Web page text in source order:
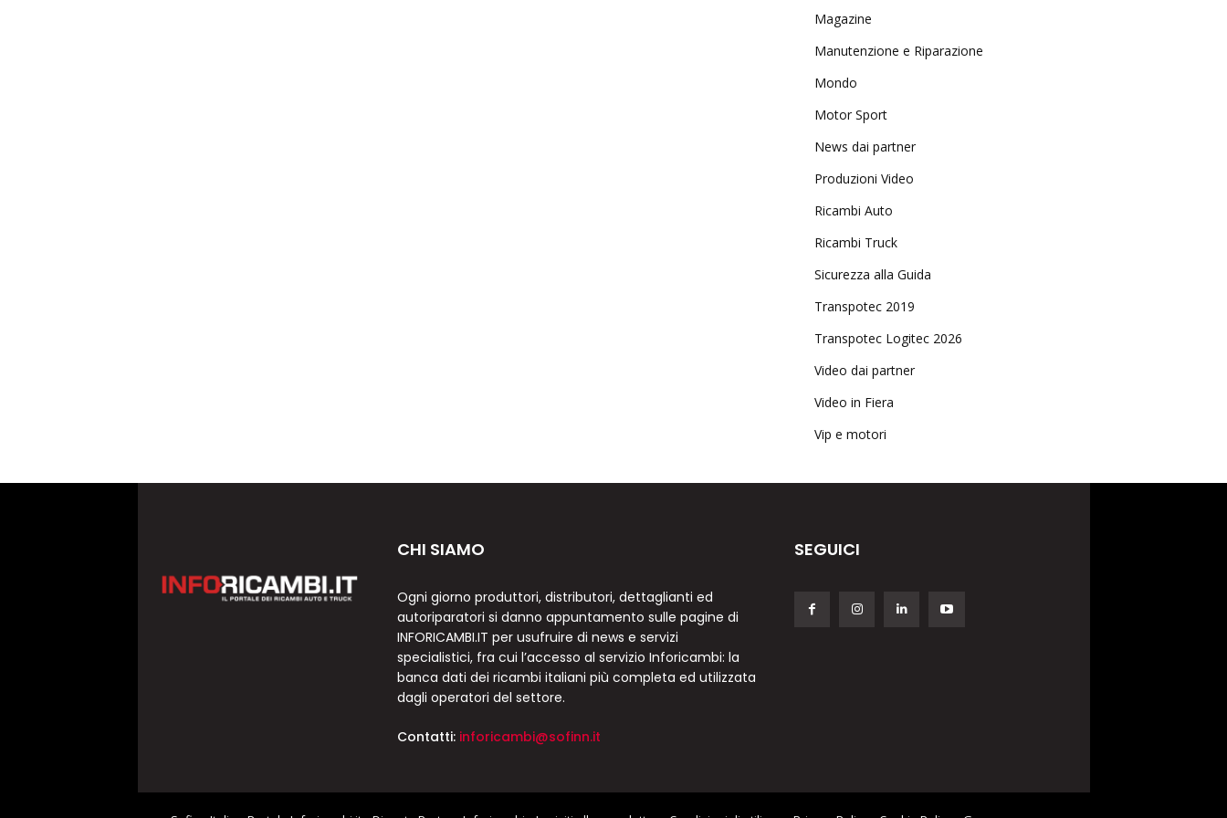
Magazine
Manutenzione e Riparazione
Mondo
Motor Sport
News dai partner
Produzioni Video
Ricambi Auto
Ricambi Truck
Sicurezza alla Guida
Transpotec 2019
Transpotec Logitec 2026
Video dai partner
Video in Fiera
Vip e motori
CHI SIAMO
Ogni giorno produttori, distributori, dettaglianti ed
autoriparatori si danno appuntamento sulle pagine di
INFORICAMBI.IT per usufruire di news e servizi
specialistici, fra cui l’accesso al servizio Inforicambi: la
banca dati dei ricambi italiani più completa ed utilizzata
dagli operatori del settore.
Contatti: inforicambi@sofinn.it
SEGUICI